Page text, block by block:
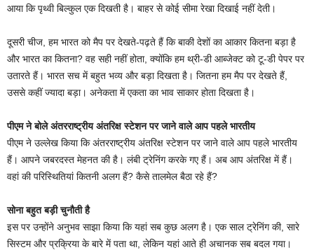
आया कि पृथ्वी बिल्कुल एक दिखती है। बाहर से कोई सीमा रेखा दिखाई नहीं देती।
दूसरी चीज, हम भारत को मैप पर देखते-पढ़ते हैं कि बाकी देशों का आकार कितना बड़ा है
और भारत का कितना? वह सही नहीं होता, क्योंकि हम थ्री-डी आब्जेक्ट को टू-डी पेपर पर
उतारते हैं। भारत सच में बहुत भव्य और बड़ा दिखता है। जितना हम मैप पर देखते हैं,
उससे कहीं ज्यादा बड़ा। अनेकता में एकता का भाव साकार होता दिखता है।
पीएम ने बोले अंतरराष्ट्रीय अंतरिक्ष स्टेशन पर जाने वाले आप पहले भारतीय
पीएम ने उल्लेख किया कि अंतरराष्ट्रीय अंतरिक्ष स्टेशन पर जाने वाले आप पहले भारतीय
हैं। आपने जबरदस्त मेहनत की है। लंबी ट्रेनिंग करके गए हैं। अब आप अंतरिक्ष में हैं।
वहां की परिस्थितियां कितनी अलग हैं? कैसे तालमेल बैठा रहे हैं?
सोना बहुत बड़ी चुनौती है
इस पर उन्होंने अनुभव साझा किया कि यहां सब कुछ अलग है। एक साल ट्रेनिंग की, सारे
सिस्टम और प्रक्रिया के बारे में पता था, लेकिन यहां आते ही अचानक सब बदल गया।